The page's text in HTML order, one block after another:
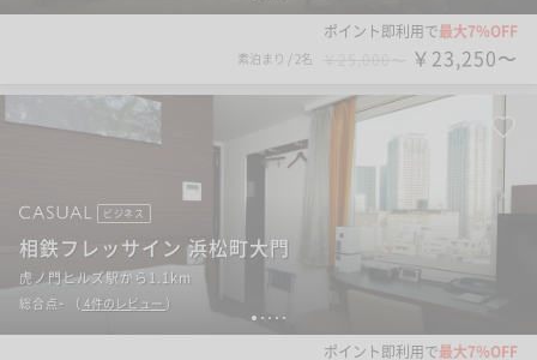
ポイント即利用で最大7％OFF
素泊まり / 2名 ￥23,250〜
1 2 3 4 5
ビジネス
相鉄フレッサイン 浜松町大門
虎ノ門ヒルズ駅から1.1km
総合点 - （ 4件のレビュー ）
ポイント即利用で最大7％OFF